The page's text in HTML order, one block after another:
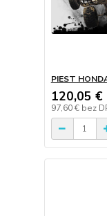
PIEST
120,05 €
97,60 € bez